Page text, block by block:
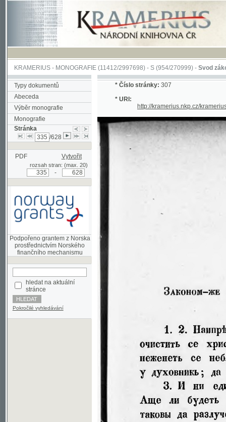
KRAMERIUS-MONOGRAFIE(11412/2997698) -S (954/270999)-Svod zákonův
Typy dokumentů
Abeceda
Výběr monografie
Monografie
Stránka
/628
PDF Vytvořit
rozsah stran: (max. 20)
Podpořeno grantem z Norska
prostřednictvím Norského
hledat na aktuální
stránce
Pokročilé vyhledávání
http://kramerius.nkp.cz/kramerius/